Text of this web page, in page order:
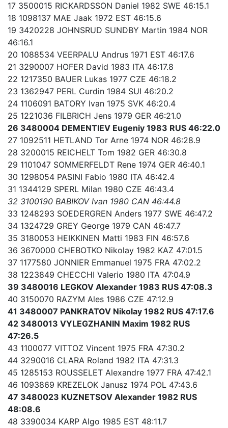
17 3500015 RICKARDSSON Daniel 1982 SWE 46:15.1
18 1098137 MAE Jaak 1972 EST 46:15.6
19 3420228 JOHNSRUD SUNDBY Martin 1984 NOR
46:16.1
20 1088534 VEERPALU Andrus 1971 EST 46:17.6
21 3290007 HOFER David 1983 ITA 46:17.8
22 1217350 BAUER Lukas 1977 CZE 46:18.2
23 1362947 PERL Curdin 1984 SUI 46:20.2
24 1106091 BATORY Ivan 1975 SVK 46:20.4
25 1221036 FILBRICH Jens 1979 GER 46:21.0
26 3480004 DEMENTIEV Eugeniy 1983 RUS 46:22.0
27 1092511 HETLAND Tor Arne 1974 NOR 46:28.9
28 3200015 REICHELT Tom 1982 GER 46:30.8
29 1101047 SOMMERFELDT Rene 1974 GER 46:40.1
30 1298054 PASINI Fabio 1980 ITA 46:42.4
31 1344129 SPERL Milan 1980 CZE 46:43.4
32 3100190 BABIKOV Ivan 1980 CAN 46:44.8
33 1248293 SOEDERGREN Anders 1977 SWE 46:47.2
34 1324729 GREY George 1979 CAN 46:47.7
35 3180053 HEIKKINEN Matti 1983 FIN 46:57.6
36 3670000 CHEBOTKO Nikolay 1982 KAZ 47:01.5
37 1177580 JONNIER Emmanuel 1975 FRA 47:02.2
38 1223849 CHECCHI Valerio 1980 ITA 47:04.9
39 3480016 LEGKOV Alexander 1983 RUS 47:08.3
40 3150070 RAZYM Ales 1986 CZE 47:12.9
41 3480007 PANKRATOV Nikolay 1982 RUS 47:17.6
42 3480013 VYLEGZHANIN Maxim 1982 RUS
47:26.5
43 1100077 VITTOZ Vincent 1975 FRA 47:30.2
44 3290016 CLARA Roland 1982 ITA 47:31.3
45 1285153 ROUSSELET Alexandre 1977 FRA 47:42.1
46 1093869 KREZELOK Janusz 1974 POL 47:43.6
47 3480023 KUZNETSOV Alexander 1982 RUS
48:08.6
48 3390034 KARP Algo 1985 EST 48:11.7